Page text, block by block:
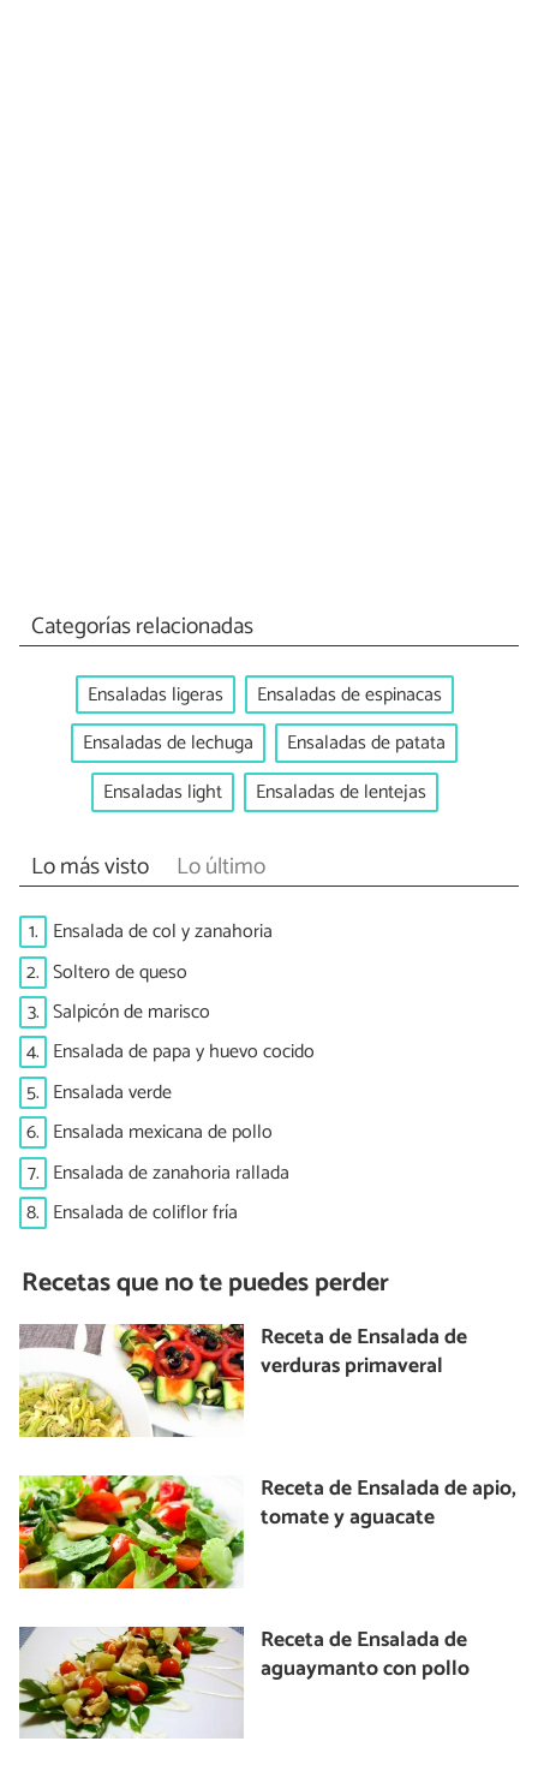
Categorías relacionadas
Ensaladas ligeras
Ensaladas de espinacas
Ensaladas de lechuga
Ensaladas de patata
Ensaladas light
Ensaladas de lentejas
Lo más visto Lo último
1. Ensalada de col y zanahoria
2. Soltero de queso
3. Salpicón de marisco
4. Ensalada de papa y huevo cocido
5. Ensalada verde
6. Ensalada mexicana de pollo
7. Ensalada de zanahoria rallada
8. Ensalada de coliflor fría
Recetas que no te puedes perder
Receta de Ensalada de
verduras primaveral
Receta de Ensalada de apio,
tomate y aguacate
Receta de Ensalada de
aguaymanto con pollo